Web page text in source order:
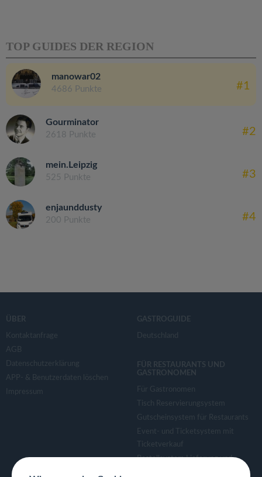
TOP GUIDES DER REGION
manowar02
4686 Punkte #1
Gourminator
2618 Punkte #2
mein.Leipzig
525 Punkte #3
enjaunddusty
200 Punkte #4
ÜBER
Kontaktanfrage
AGB
Datenschutzerklärung
APP- & Benutzerdaten löschen
Impressum
GASTROGUIDE
Deutschland
FÜR RESTAURANTS UND
GASTRONOMEN
Für Gastronomen
Tisch Reservierungsystem
Gutscheinsystem für Restaurants
Event- und Ticketsystem mit
Ticketverkauf
Bestellsystem Lieferung und